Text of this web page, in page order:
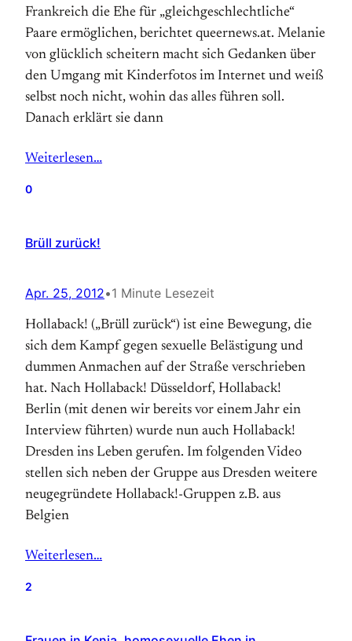
Frankreich die Ehe für „gleichgeschlechtliche“
Paare ermöglichen, berichtet queernews.at. Melanie
von glücklich scheitern macht sich Gedanken über
den Umgang mit Kinder­fotos im Internet und weiß
selbst noch nicht, wohin das alles führen soll.
Danach erklärt sie dann
Weiterlesen…
0
Brüll zurück!
Apr. 25, 2012•1 Minute Lesezeit
Hollaback! („Brüll zurück“) ist eine Bewegung, die
sich dem Kampf gegen sexuelle Belästigung und
dummen Anmachen auf der Straße verschrieben
hat. Nach Hollaback! Düssel­dorf, Hollaback!
Berlin (mit denen wir bereits vor einem Jahr ein
Interview führten) wurde nun auch Hollaback!
Dresden ins Leben gerufen. Im folgenden Video
stellen sich neben der Gruppe aus Dresden weitere
neugegründete Hollaback!-Gruppen z.B. aus
Belgien
Weiterlesen…
2